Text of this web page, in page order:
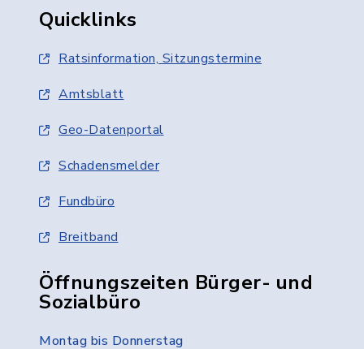
Quicklinks
Ratsinformation, Sitzungstermine
Amtsblatt
Geo-Datenportal
Schadensmelder
Fundbüro
Breitband
Öffnungszeiten Bürger- und
Sozialbüro
Montag bis Donnerstag